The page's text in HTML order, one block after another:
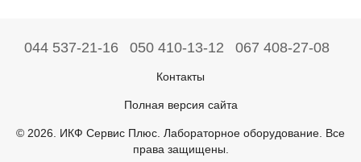
044 537-21-16 050 410-13-12 067 408-27-08
Контакты
Полная версия сайта
© 2026. ИКФ Сервис Плюс. Лабораторное оборудование. Все
права защищены.